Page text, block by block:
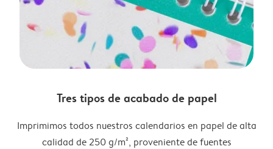
Tres tipos de acabado de papel
Imprimimos todos nuestros calendarios en papel de alta
calidad de 250 g/m², proveniente de fuentes